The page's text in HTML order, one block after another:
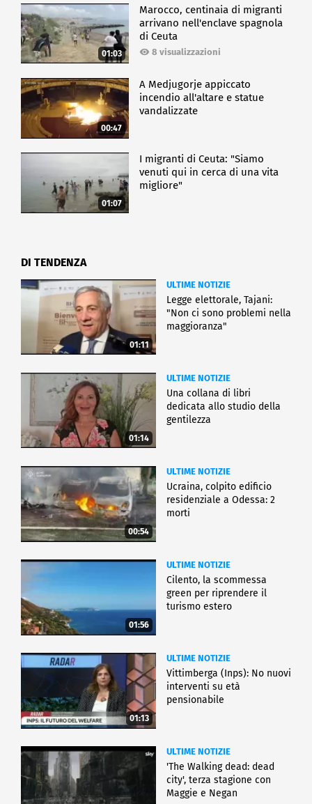
01:03
Marocco, centinaia di migranti
arrivano nell'enclave spagnola
di Ceuta
8 visualizzazioni
00:47
A Medjugorje appiccato
incendio all'altare e statue
vandalizzate
01:07
I migranti di Ceuta: "Siamo
venuti qui in cerca di una vita
migliore"
DI TENDENZA
01:11
ULTIME NOTIZIE
Legge elettorale, Tajani:
"Non ci sono problemi nella
maggioranza"
01:14
ULTIME NOTIZIE
Una collana di libri
dedicata allo studio della
gentilezza
00:54
ULTIME NOTIZIE
Ucraina, colpito edificio
residenziale a Odessa: 2
morti
01:56
ULTIME NOTIZIE
Cilento, la scommessa
green per riprendere il
turismo estero
01:13
ULTIME NOTIZIE
Vittimberga (Inps): No nuovi
interventi su età
pensionabile
ULTIME NOTIZIE
'The Walking dead: dead
city', terza stagione con
Maggie e Negan